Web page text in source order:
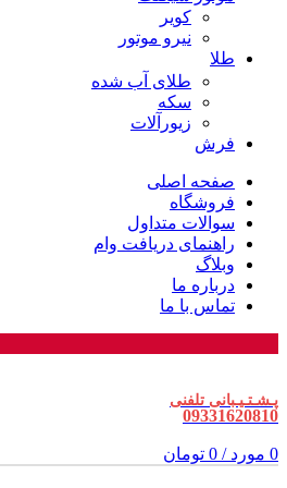
کویر
نیرو موتور
طلا
طلای آب شده
سکه
زیورآلات
فرش
صفحه اصلی
فروشگاه
سوالات متداول
راهنمای دریافت وام
وبلاگ
درباره ما
تماس با ما
پـشـتـیـبانی تلفنی
09331620810
0 مورد /
0 تومان